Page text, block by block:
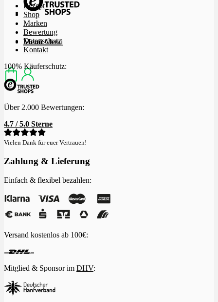
Menü Menü
Rezept
Shop
Marken
Bewertung
Datenschutz
Kontakt
100% Käuferschutz:
Über 2.000 Bewertungen:
4.7 / 5.0 Sterne
Vielen Dank für euer Vertrauen!
Zahlung & Lieferung
Einfach & flexibel bezahlen:
Versand kostenlos ab 100€:
Mitglied & Sponsor im DHV: